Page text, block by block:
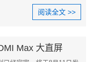
阅读全文 >>
Max 大直屏